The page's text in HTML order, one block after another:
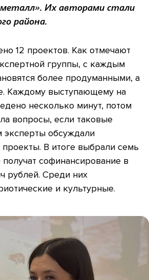
Их авторами стали
района.
12 проектов. Как отмечают
группы, с каждым
более продуманными, а
Каждому выступающему на
несколько минут, потом
вопросы, если таковые
эксперты обсуждали
В итоге выбрали семь
софинансирование в
рублей. Среди них
и культурные.